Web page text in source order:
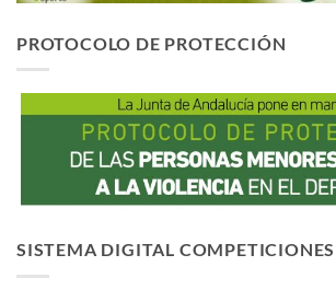
PROTOCOLO DE PROTECCIÓN
SISTEMA DIGITAL COMPETICIONES